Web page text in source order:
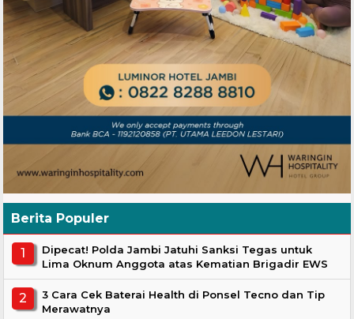
Berita Populer
Dipecat! Polda Jambi Jatuhi Sanksi Tegas untuk
Lima Oknum Anggota atas Kematian Brigadir EWS
3 Cara Cek Baterai Health di Ponsel Tecno dan Tip
Merawatnya